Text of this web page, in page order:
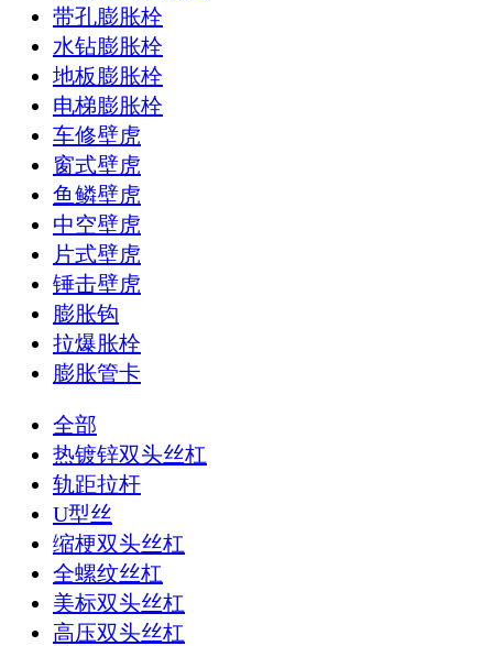
带孔膨胀栓
水钻膨胀栓
地板膨胀栓
电梯膨胀栓
车修壁虎
窗式壁虎
鱼鳞壁虎
中空壁虎
片式壁虎
锤击壁虎
膨胀钩
拉爆胀栓
膨胀管卡
全部
热镀锌双头丝杠
轨距拉杆
U型丝
缩梗双头丝杠
全螺纹丝杠
美标双头丝杠
高压双头丝杠